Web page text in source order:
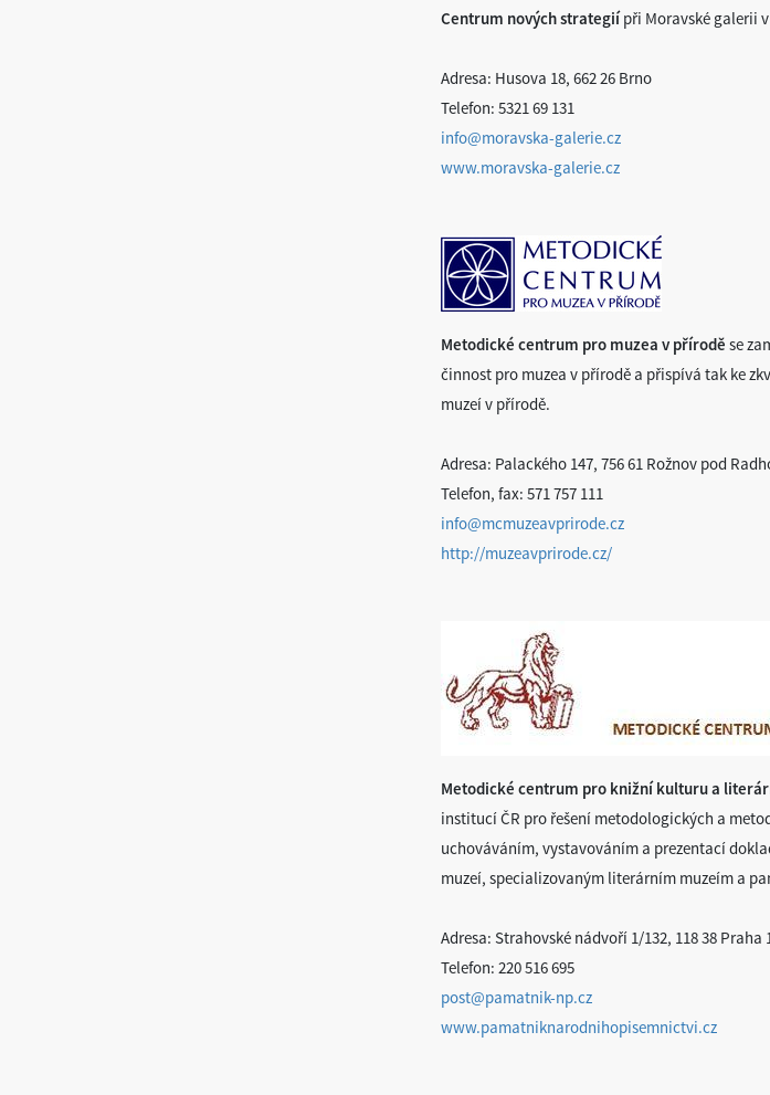
Centrum nových strategiípři Moravské galerii
Adresa: Husova 18, 662 26 Brno
Telefon: 5321 69 131
info@moravska-galerie.cz
www.moravska-galerie.cz
Metodické centrum pro muzea v přírodě se
činnost pro muzea v přírodě a přispívá tak ke
muzeí v přírodě.
Adresa: Palackého 147, 756 61 Rožnov pod
Telefon, fax: 571 757 111
info@mcmuzeavprirode.cz
http://muzeavprirode.cz/
Metodické centrum pro knižní kulturu a
institucí ČR pro řešení metodologických a
uchováváním, vystavováním a prezentací
muzeí, specializovaným literárním muzeím a
Adresa: Strahovské nádvoří 1/132, 118 38 Praha
Telefon: 220 516 695
post@pamatnik-np.cz
www.pamatniknarodnihopisemnictvi.cz